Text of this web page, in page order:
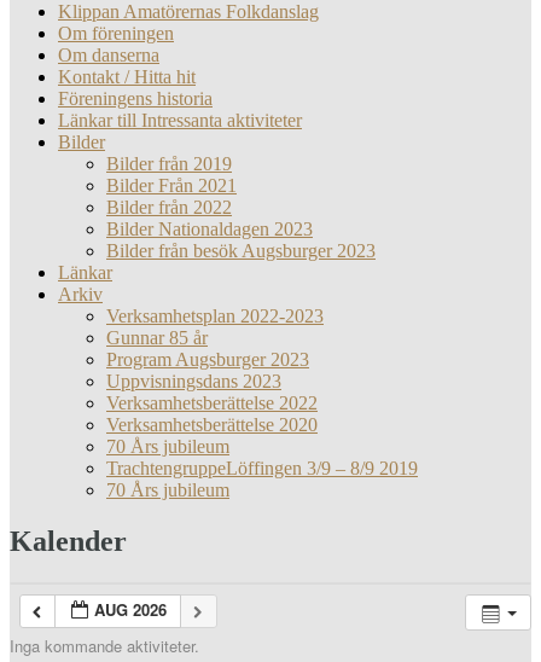
Klippan Amatörernas Folkdanslag
Om föreningen
Om danserna
Kontakt / Hitta hit
Föreningens historia
Länkar till Intressanta aktiviteter
Bilder
Bilder från 2019
Bilder Från 2021
Bilder från 2022
Bilder Nationaldagen 2023
Bilder från besök Augsburger 2023
Länkar
Arkiv
Verksamhetsplan 2022-2023
Gunnar 85 år
Program Augsburger 2023
Uppvisningsdans 2023
Verksamhetsberättelse 2022
Verksamhetsberättelse 2020
70 Års jubileum
TrachtengruppeLöffingen 3/9 – 8/9 2019
70 Års jubileum
Kalender
AUG 2026
Inga kommande aktiviteter.